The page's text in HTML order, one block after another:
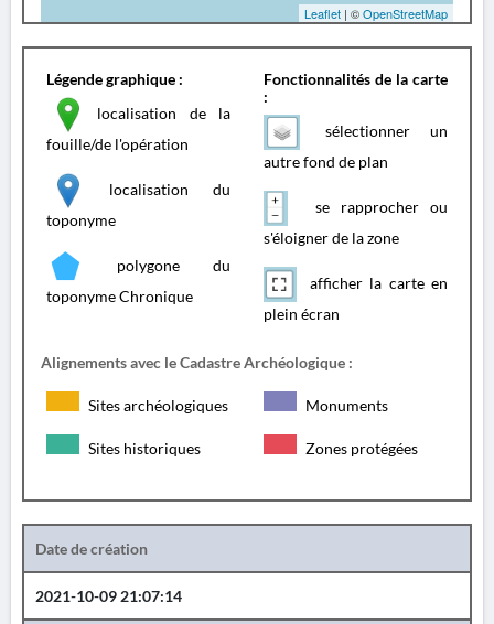
Leaflet | ©OpenStreetMap
Légende graphique :
localisation de la
fouille/de l'opération
localisation du
toponyme
polygone du
toponyme Chronique
Fonctionnalités de la carte
:
sélectionner un
autre fond de plan
se rapprocher ou
s'éloigner de la zone
afficher la carte en
plein écran
Alignements avec le Cadastre Archéologique :
Sites archéologiques Monuments
Sites historiques Zones protégées
Date de création
2021-10-09 21:07:14